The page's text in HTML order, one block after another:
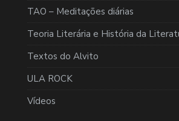
TAO – Meditações diárias
Teoria Literária e História da
Textos do Alvito
ULA ROCK
Vídeos